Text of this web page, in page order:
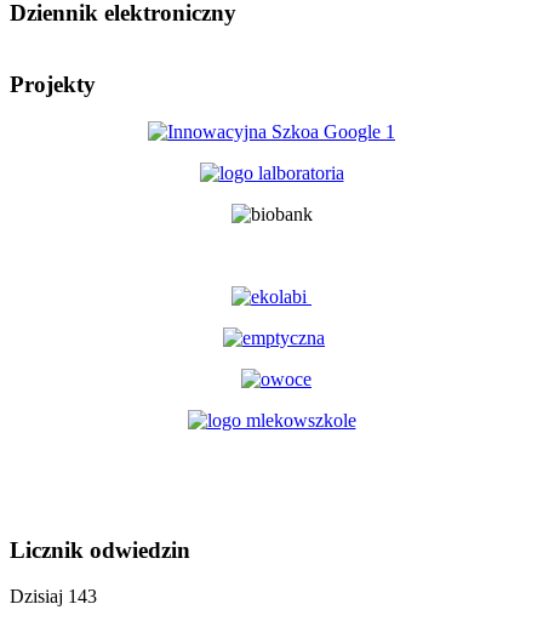
Dziennik elektroniczny
Projekty
Licznik odwiedzin
Dzisiaj 143